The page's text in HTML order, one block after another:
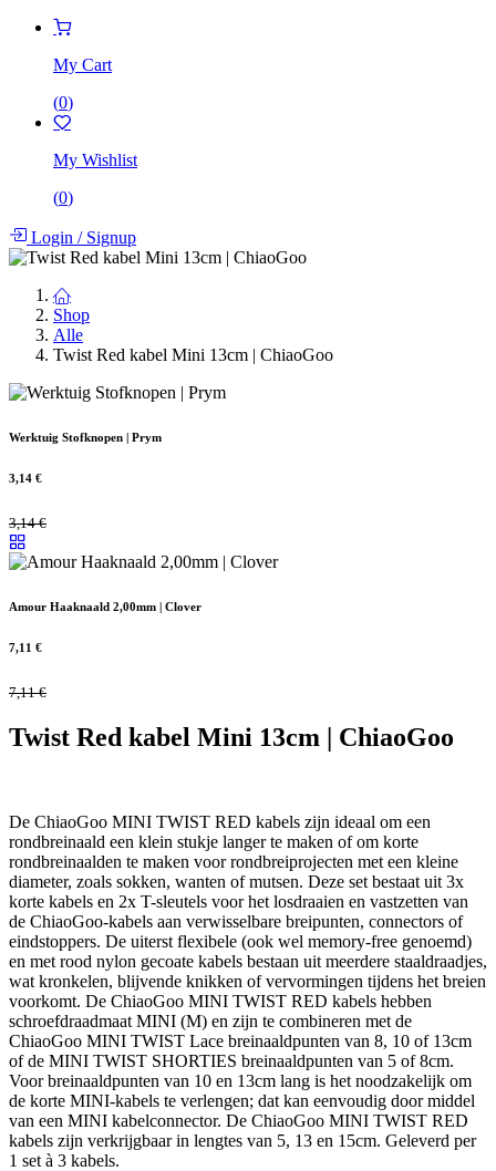
My Cart
(0)
My Wishlist
(0)
Login /Signup
Shop
Alle
Twist Red kabel Mini 13cm | ChiaoGoo
Werktuig Stofknopen | Prym
3,14 €
3,14€
Amour Haaknaald 2,00mm | Clover
7,11 €
7,11€
Twist Red kabel Mini 13cm | ChiaoGoo
De ChiaoGoo MINI TWIST RED kabels zijn ideaal om een
rondbreinaald een klein stukje langer te maken of om korte
rondbreinaalden te maken voor rondbreiprojecten met een kleine
diameter, zoals sokken, wanten of mutsen. Deze set bestaat uit 3x
korte kabels en 2x T-sleutels voor het losdraaien en vastzetten van
de ChiaoGoo-kabels aan verwisselbare breipunten, connectors of
eindstoppers. De uiterst flexibele (ook wel memory-free genoemd)
en met rood nylon gecoate kabels bestaan uit meerdere staaldraadjes,
wat kronkelen, blijvende knikken of vervormingen tijdens het breien
voorkomt. De ChiaoGoo MINI TWIST RED kabels hebben
schroefdraadmaat MINI (M) en zijn te combineren met de
ChiaoGoo MINI TWIST Lace breinaaldpunten van 8, 10 of 13cm
of de MINI TWIST SHORTIES breinaaldpunten van 5 of 8cm.
Voor breinaaldpunten van 10 en 13cm lang is het noodzakelijk om
de korte MINI-kabels te verlengen; dat kan eenvoudig door middel
van een MINI kabelconnector. De ChiaoGoo MINI TWIST RED
kabels zijn verkrijgbaar in lengtes van 5, 13 en 15cm. Geleverd per
1 set à 3 kabels.